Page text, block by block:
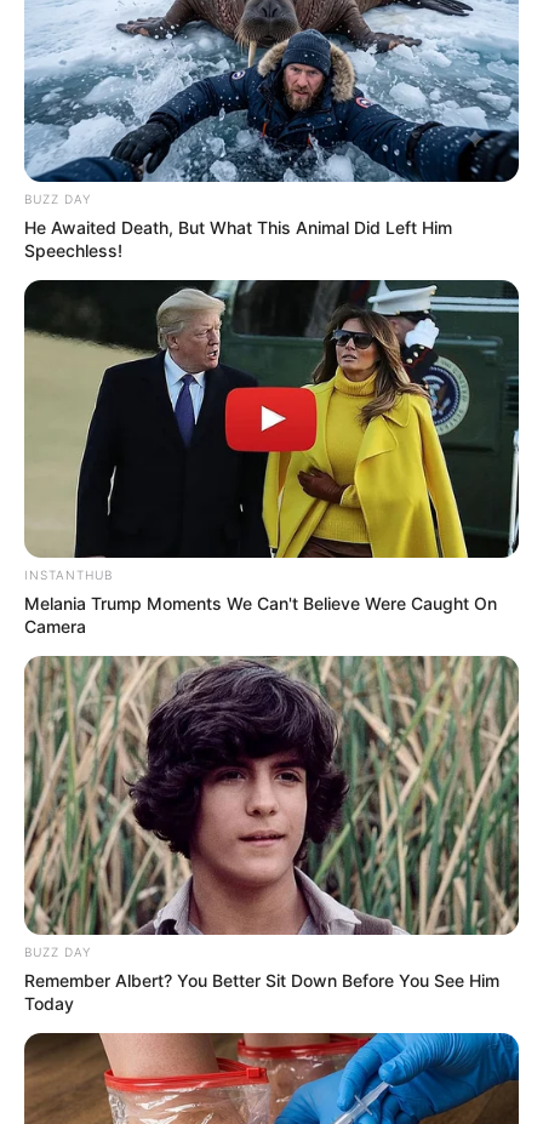
Mamãe plugada
BUZZ DAY
He Awaited Death, But What This Animal Did Left Him
Speechless!
INSTANTHUB
Melania Trump Moments We Can't Believe Were Caught On
Camera
BUZZ DAY
Remember Albert? You Better Sit Down Before You See Him
Today